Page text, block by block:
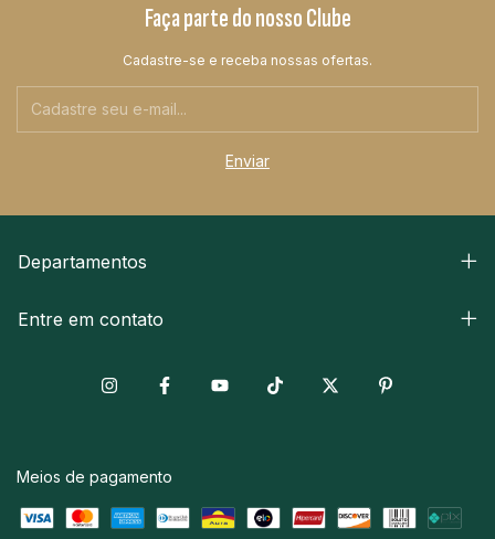
Faça parte do nosso Clube
Cadastre-se e receba nossas ofertas.
Departamentos
Entre em contato
Meios de pagamento